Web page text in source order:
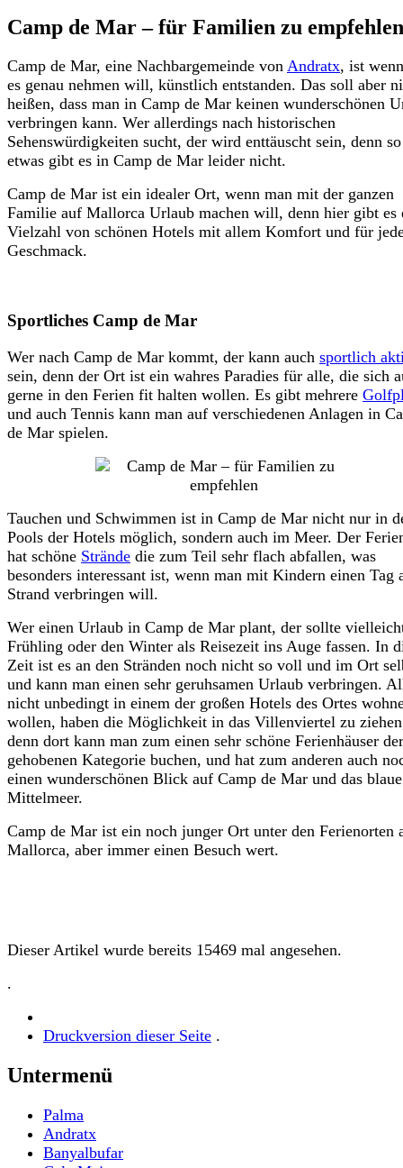
Camp de Mar – für Familien zu empfehlen
Camp de Mar, eine Nachbargemeinde von Andratx, ist
es genau nehmen will, künstlich entstanden. Das soll aber
heißen, dass man in Camp de Mar keinen wunderschönen
verbringen kann. Wer allerdings nach historischen
Sehenswürdigkeiten sucht, der wird enttäuscht sein, denn so
etwas gibt es in Camp de Mar leider nicht.
Camp de Mar ist ein idealer Ort, wenn man mit der ganzen
Familie auf Mallorca Urlaub machen will, denn hier gibt es
Vielzahl von schönen Hotels mit allem Komfort und für
Geschmack.
Sportliches Camp de Mar
Wer nach Camp de Mar kommt, der kann auch sportlich
sein, denn der Ort ist ein wahres Paradies für alle, die sich
gerne in den Ferien fit halten wollen. Es gibt mehrere
und auch Tennis kann man auf verschiedenen Anlagen in
de Mar spielen.
Tauchen und Schwimmen ist in Camp de Mar nicht nur in
Pools der Hotels möglich, sondern auch im Meer. Der
hat schöne Strände die zum Teil sehr flach abfallen, was
besonders interessant ist, wenn man mit Kindern einen Tag
Strand verbringen will.
Wer einen Urlaub in Camp de Mar plant, der sollte
Frühling oder den Winter als Reisezeit ins Auge fassen. In
Zeit ist es an den Stränden noch nicht so voll und im Ort
und kann man einen sehr geruhsamen Urlaub verbringen.
nicht unbedingt in einem der großen Hotels des Ortes
wollen, haben die Möglichkeit in das Villenviertel zu
denn dort kann man zum einen sehr schöne Ferienhäuser der
gehobenen Kategorie buchen, und hat zum anderen auch
einen wunderschönen Blick auf Camp de Mar und das blaue
Mittelmeer.
Camp de Mar ist ein noch junger Ort unter den Ferienorten
Mallorca, aber immer einen Besuch wert.
Dieser Artikel wurde bereits 15469 mal angesehen.
.
Druckversion dieser Seite .
Untermenü
Palma
Andratx
Banyalbufar